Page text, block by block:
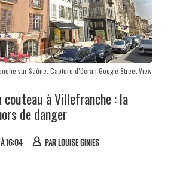
sur-Saône. Capture d’écran Google Street View
couteau à Villefranche : la
de danger
16:04 PARLOUISE GINIES